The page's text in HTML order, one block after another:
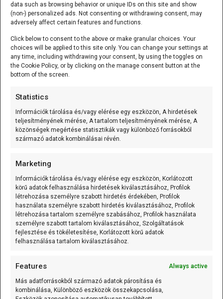
data such as browsing behavior or unique IDs on this site and show
(non-) personalized ads. Not consenting or withdrawing consent, may
adversely affect certain features and functions.
Click below to consent to the above or make granular choices. Your
choices will be applied to this site only. You can change your settings at
any time, including withdrawing your consent, by using the toggles on
the Cookie Policy, or by clicking on the manage consent button at the
bottom of the screen.
Statistics
Információk tárolása és/vagy elérése egy eszközön, A hirdetések
teljesítményének mérése, A tartalom teljesítményének mérése, A
közönségek megértése statisztikák vagy különböző forrásokból
származó adatok kombinálásai révén.
Marketing
Információk tárolása és/vagy elérése egy eszközön, Korlátozott
körű adatok felhasználása hirdetések kiválasztásához, Profilok
létrehozása személyre szabott hirdetés érdekében, Profilok
használata személyre szabott hirdetés kiválasztásához, Profilok
létrehozása tartalom személyre szabásához, Profilok használata
személyre szabott tartalom kiválasztásához, Szolgáltatások
fejlesztése és tökéletesítése, Korlátozott körű adatok
felhasználása tartalom kiválasztásához.
Features Always active
Más adatforrásokból származó adatok párosítása és
kombinálása, Különböző eszközök összekapcsolása,
A Mozgásérzékelős MP3 lejátszó
(Waytronic - WT-M12) önálló,
mozgásérzékelésre induló
[...]
K-típusú szerelt hőmérő (0…600 °C) 3m
K-típusú szerelt hőmérő (0…600 °C) 1m
amely
[...]
K-típusú szerelt hőmérő (0…600 °C) 0.5m
A K-típusú szerelt hőmérő (0...600C;
variálható kábelhossz) olyan mérőelem,
amely[...]
Vegyes/Mixed